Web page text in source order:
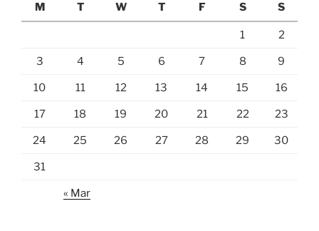
M
T W T F S S
1 2
3 4 5 6 7 8 9
10 11 12 13 14 15 16
17 18 19 20 21 22 23
24 25 26 27 28 29 30
31
« Mar